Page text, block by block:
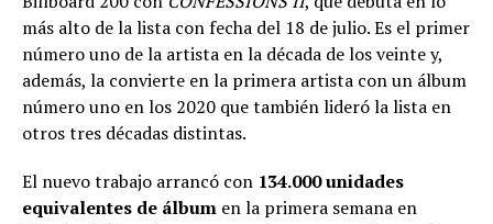
más alto de la lista con fecha del 18 de julio. Es el primer
número uno de la artista en la década de los veinte y,
además, la convierte en la primera artista con un álbum
número uno en los 2020 que también lideró la lista en
otros tres décadas distintas.
El nuevo trabajo arrancó con 134.000 unidades
equivalentes de álbum en la primera semana en